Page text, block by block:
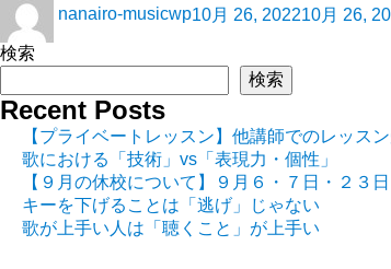
nanairo-musicwp10月 26, 202210月 26,
検索
検索
Recent Posts
【プライベートレッスン】他講師でのレッス
歌における「技術」vs「表現力・個性」
【９月の休校について】９月６・７日・２３日
キーを下げることは「逃げ」じゃない
歌が上手い人は「聴くこと」が上手い